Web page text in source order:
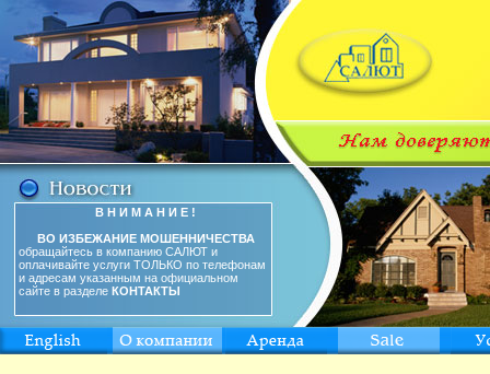
В Н И М А Н И Е !
ВО ИЗБЕЖАНИЕ МОШЕННИЧЕСТВА
обращайтесь в компанию САЛЮТ и
оплачивайте услуги ТОЛЬКО по телефонам
и адресам указанным на официальном
сайте в разделе КОНТАКТЫ